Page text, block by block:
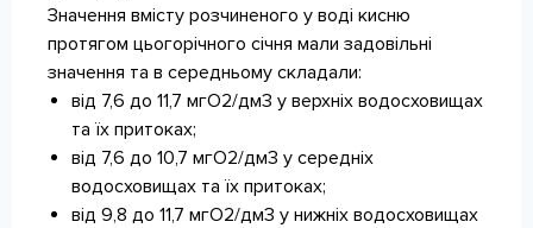
Значення вмісту розчиненого у воді кисню
протягом цьогорічного січня мали задовільні
значення та в середньому складали:
від 7,6 до 11,7 мгО2/дм3 у верхніх водосховищах
та їх притоках;
від 7,6 до 10,7 мгО2/дм3 у середніх
водосховищах та їх притоках;
від 9,8 до 11,7 мгО2/дм3 у нижніх водосховищах